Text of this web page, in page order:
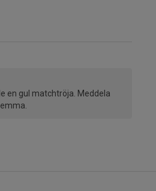
en gul matchtröja. Meddela